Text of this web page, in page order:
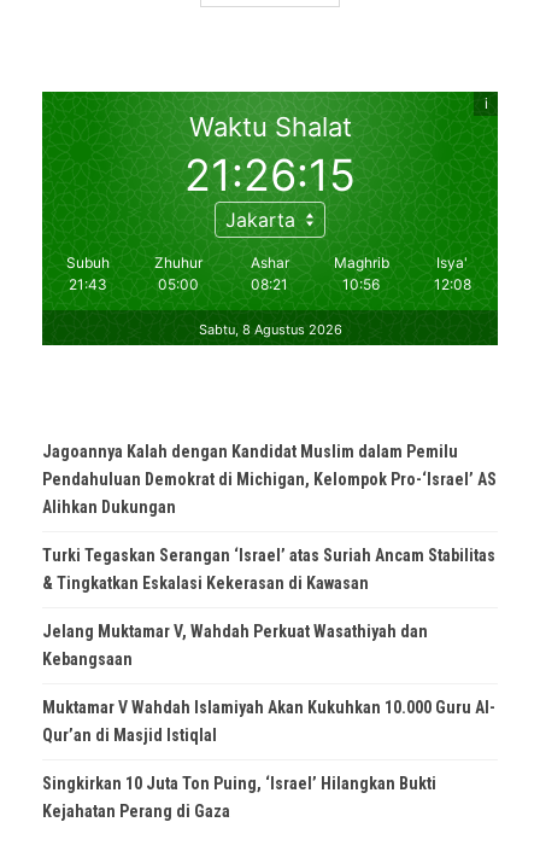
Jagoannya Kalah dengan Kandidat Muslim dalam Pemilu
Pendahuluan Demokrat di Michigan, Kelompok Pro-‘Israel’ AS
Alihkan Dukungan
Turki Tegaskan Serangan ‘Israel’ atas Suriah Ancam Stabilitas
& Tingkatkan Eskalasi Kekerasan di Kawasan
Jelang Muktamar V, Wahdah Perkuat Wasathiyah dan
Kebangsaan
Muktamar V Wahdah Islamiyah Akan Kukuhkan 10.000 Guru Al-
Qur’an di Masjid Istiqlal
Singkirkan 10 Juta Ton Puing, ‘Israel’ Hilangkan Bukti
Kejahatan Perang di Gaza